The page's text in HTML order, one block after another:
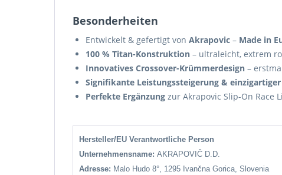
Besonderheiten
Entwickelt & gefertigt von Akrapovic – Made in
100 % Titan-Konstruktion – ultraleicht, extrem
Innovatives Crossover-Krümmerdesign –
Signifikante Leistungssteigerung &
Perfekte Ergänzung zur Akrapovic Slip-On Race
Hersteller/EU Verantwortliche Person
Unternehmensname: AKRAPOVIČ D.D.
Adresse: Malo Hudo 8°, 1295 Ivančna Gorica, Slovenia